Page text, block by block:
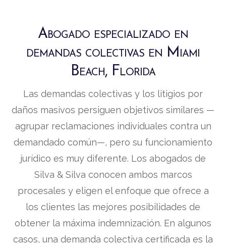
Abogado especializado en
demandas colectivas en Miami
Beach, Florida
Las demandas colectivas y los litigios por
daños masivos persiguen objetivos similares —
agrupar reclamaciones individuales contra un
demandado común—, pero su funcionamiento
jurídico es muy diferente. Los abogados de
Silva & Silva conocen ambos marcos
procesales y eligen el enfoque que ofrece a
los clientes las mejores posibilidades de
obtener la máxima indemnización. En algunos
casos, una demanda colectiva certificada es la